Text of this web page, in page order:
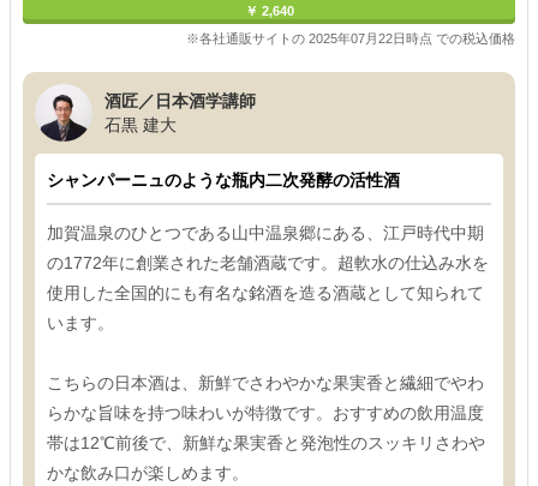
￥ 2,640
※各社通販サイトの 2025年07月22日時点 での税込価格
酒匠／日本酒学講師
石黒 建大
シャンパーニュのような瓶内二次発酵の活性酒
加賀温泉のひとつである山中温泉郷にある、江戸時代中期
の1772年に創業された老舗酒蔵です。超軟水の仕込み水を
使用した全国的にも有名な銘酒を造る酒蔵として知られて
います。
こちらの日本酒は、新鮮でさわやかな果実香と繊細でやわ
らかな旨味を持つ味わいが特徴です。おすすめの飲用温度
帯は12℃前後で、新鮮な果実香と発泡性のスッキリさわや
かな飲み口が楽しめます。